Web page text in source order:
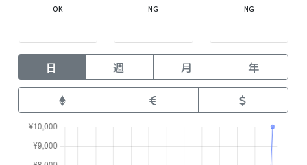
OK NG NG
日 週 月 年